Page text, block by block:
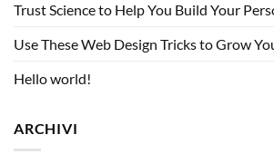
Trust Science to Help You Build Your
Use These Web Design Tricks to Grow
Hello world!
ARCHIVI